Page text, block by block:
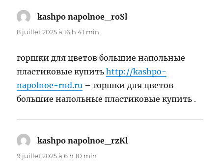
kashpo napolnoe_roSl
8 juillet 2025 à 16 h 41 min
горшки для цветов большие напольные
пластиковые купитьhttp://kashpo-
napolnoe-rnd.ru – горшки для цветов
большие напольные пластиковые купить .
kashpo napolnoe_rzKl
9 juillet 2025 à 6 h 10 min